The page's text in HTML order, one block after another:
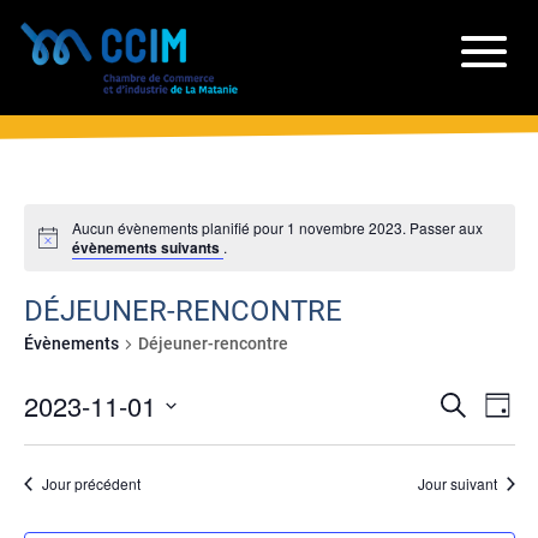
Aucun évènements planifié pour 1 novembre 2023. Passer aux
évènements suivants .
DÉJEUNER-RENCONTRE
Évènements Déjeuner-rencontre
ET
Recherche
Jour
2023-11-01
date.Jour précédent Jour suivant